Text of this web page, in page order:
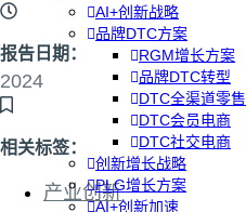
AI+创新战略
品牌DTC方案
RGM增长方案
品牌DTC转型
DTC全渠道零售
DTC会员电商
DTC社交电商
创新增长战略
PLG增长方案
AI+创新加速
报告日期：
2024
相关标签：
产业创新